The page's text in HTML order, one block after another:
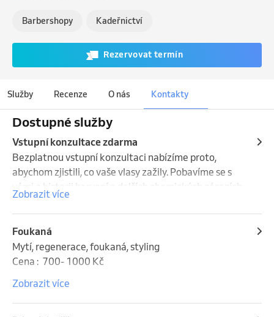
Barbershopy Kadeřnictví
Rezervovat termín
Služby Recenze O nás Kontakty
Dostupné služby
Vstupní konzultace zdarma
Bezplatnou vstupní konzultaci nabízíme proto,
abychom zjistili, co vaše vlasy zažily. Pobavíme se s
vámi o historii barvení a dalších chemických zásazích
z minulosti. Ujasníme si celkový proces proměny a
přibližnou cenu .
Zobrazit více
Foukaná
Mytí, regenerace, foukaná, styling
Cena :  700- 1000 Kč
Uvedené ceny jsou pouze orientační. Konečná cena
se odvíjí od spotřebovaného materiálu a celkového
Zobrazit více